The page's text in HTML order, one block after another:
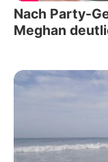
Nach Party-
Meghan